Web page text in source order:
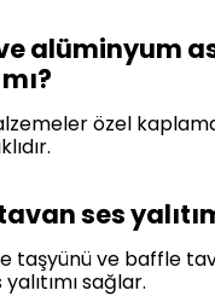
alüminyum
özel
ses
taşyünü ve baffle
sağlar.